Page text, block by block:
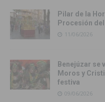
Pilar de la
Procesión
11/06/2026
Benejúzar se
Moros y
festiva
09/06/2026